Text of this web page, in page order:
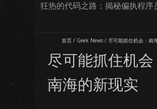
狂热的代码之路：揭秘偏执程序
首页 / Geek News / 尽可能抓住机会：南
尽可能抓住机会
南海的新现实